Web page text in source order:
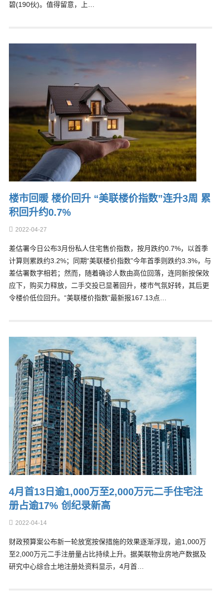
碧(190伙)。值得留意，上…
楼市回暖 楼价回升 “美联楼价指数”连升3周 累
积回升约0.7%
2022-04-27
差估署今日公布3月份私人住宅售价指数，按月跌约0.7%，以首季
计算则累跌约3.2%；同期“美联楼价指数”今年首季则跌约3.3%，与
差估署数字相若；然而，随着确诊人数由高位回落，连同新按保效
应下，购买力释放，二手交投已显著回升，楼市气氛好转，其后更
令楼价低位回升。“美联楼价指数”最新报167.13点…
4月首13日逾1,000万至2,000万元二手住宅注
册占逾17% 创纪录新高
2022-04-14
财政预算案公布新一轮放宽按保措施的效果逐渐浮现，逾1,000万
至2,000万元二手注册量占比持续上升。据美联物业房地产数据及
研究中心综合土地注册处资料显示，4月首…